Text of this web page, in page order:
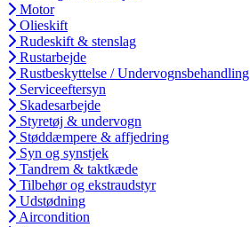
Motor
Olieskift
Rudeskift & stenslag
Rustarbejde
Rustbeskyttelse / Undervognsbehandling
Serviceeftersyn
Skadesarbejde
Styretøj & undervogn
Støddæmpere & affjedring
Syn og synstjek
Tandrem & taktkæde
Tilbehør og ekstraudstyr
Udstødning
Aircondition